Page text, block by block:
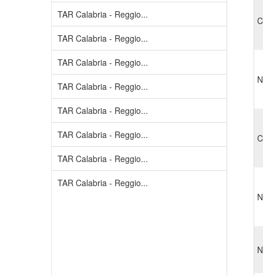
TAR Calabria - Reggio...
TAR Calabria - Reggio...
TAR Calabria - Reggio...
TAR Calabria - Reggio...
TAR Calabria - Reggio...
TAR Calabria - Reggio...
TAR Calabria - Reggio...
TAR Calabria - Reggio...